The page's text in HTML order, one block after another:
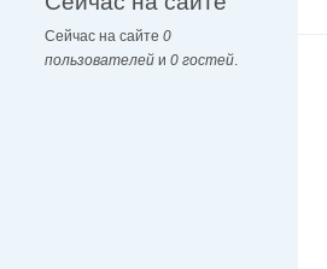
Сейчас на сайте 0
пользователей и 0 гостей.